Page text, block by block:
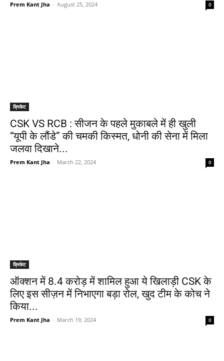
Prem Kant Jha - August 25, 2024 0
क्रिकेट
CSK VS RCB : सीजन के पहले मुकाबले में ही खुली
“यूपी के लौंडे” की चमकी किस्मत, धोनी की सेना में मिला
जलवा दिखाने...
Prem Kant Jha - March 22, 2024 0
क्रिकेट
ऑक्शन में 8.4 करोड़ में शामिल हुआ ये खिलाड़ी CSK के
लिए इस सीज़न में निभाएगा बड़ा रोल, खुद टीम के कोच ने
किया...
Prem Kant Jha - March 19, 2024 0